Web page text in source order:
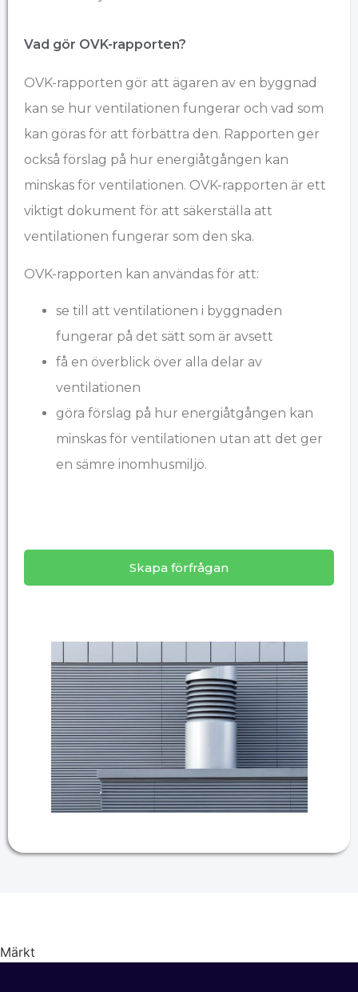
Vad gör OVK-rapporten?
OVK-rapporten gör att ägaren av en byggnad
kan se hur ventilationen fungerar och vad som
kan göras för att förbättra den. Rapporten ger
också förslag på hur energiåtgången kan
minskas för ventilationen. OVK-rapporten är ett
viktigt dokument för att säkerställa att
ventilationen fungerar som den ska.
OVK-rapporten kan användas för att:
se till att ventilationen i byggnaden
fungerar på det sätt som är avsett
få en överblick över alla delar av
ventilationen
göra förslag på hur energiåtgången kan
minskas för ventilationen utan att det ger
en sämre inomhusmiljö.
Skapa förfrågan
Märkt